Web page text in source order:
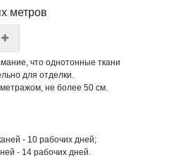
метров
что однотонные ткани
для отделки.
не более 50 см.
- 10 рабочих дней;
- 14 рабочих дней.